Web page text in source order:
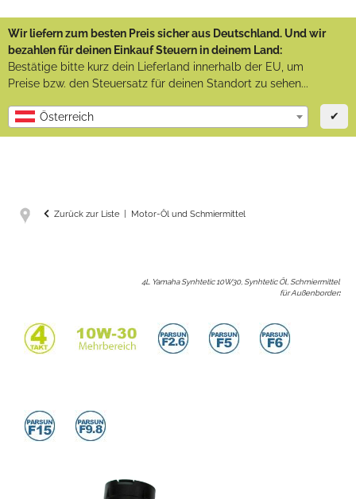
Wir liefern zum besten Preis sicher aus Deutschland. Und wir
bezahlen für deinen Einkauf Steuern in deinem Land:
Bestätige bitte kurz dein Lieferland innerhalb der EU, um
Preise bzw. den Steuersatz für deinen Standort zu sehen...
Österreich ✔
Zurück zur Liste Motor-Öl und Schmiermittel
4L Yamaha Synhtetic 10W30, Synhtetic Öl, Schmiermittel
für Außenborder: